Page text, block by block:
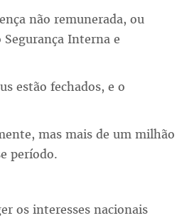
não remunerada, ou
Interna e
estão fechados, e o
mas mais de um milhão
período.
os interesses nacionais